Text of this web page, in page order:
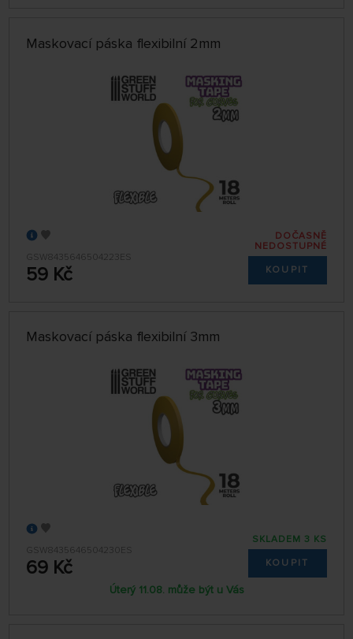
Maskovací páska flexibilní 2mm
GSW8435646504223ES
59 Kč
DOČASNĚ
NEDOSTUPNÉ
KOUPIT
Maskovací páska flexibilní 3mm
GSW8435646504230ES
69 Kč
SKLADEM 3 KS
KOUPIT
Úterý 11.08. může být u Vás